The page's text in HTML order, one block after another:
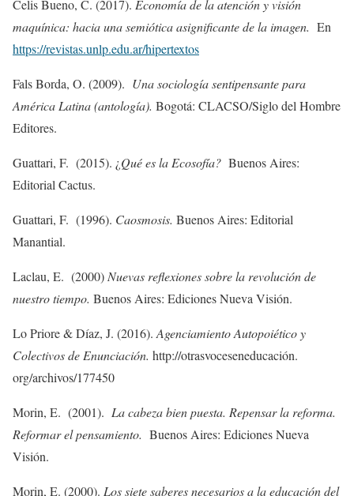
Celis Bueno, C. (2017). Economía de la atención y visión
maquínica: hacia una semiótica asignificante de la imagen. En
https://revistas.unlp.edu.ar/hipertextos
Fals Borda, O. (2009). Una sociología sentipensante para
América Latina (antología). Bogotá: CLACSO/Siglo del Hombre
Editores.
Guattari, F. (2015). ¿Qué es la Ecosofía? Buenos Aires:
Editorial Cactus.
Guattari, F. (1996). Caosmosis. Buenos Aires: Editorial
Manantial.
Laclau, E. (2000)Nuevas reflexiones sobre la revolución de
nuestro tiempo. Buenos Aires: Ediciones Nueva Visión.
Lo Priore & Díaz, J. (2016).Agenciamiento Autopoiético y
Colectivos de Enunciación. http://otrasvoceseneducación.
org/archivos/177450
Morin, E. (2001). La cabeza bien puesta. Repensar la reforma.
Reformar el pensamiento. Buenos Aires: Ediciones Nueva
Visión.
Morin, E. (2000). Los siete saberes necesarios a la educación del